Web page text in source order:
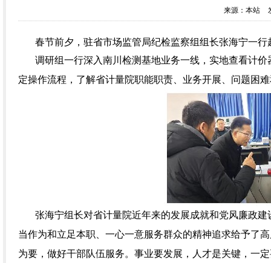
春节前夕，驻省市场监管局纪检监察组组长张海宁一
调研组一行深入南川检测基地业务一线，实地查看计
定操作流程，了解省计量院职能职责、业务开展、问题困
张海宁组长对省计量院近年来的发展成就和党风廉政
当作为和立足本职、一心一意服务群众的精神追求给予了
为要，做好干部队伍服务。事业要发展，人才是关键，一